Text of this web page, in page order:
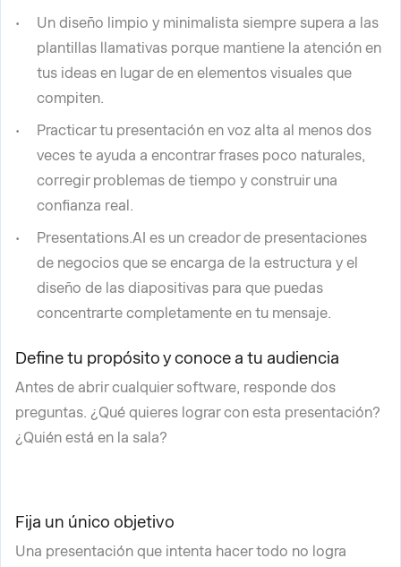
Un diseño limpio y minimalista siempre supera a las
plantillas llamativas porque mantiene la atención en
tus ideas en lugar de en elementos visuales que
compiten.
Practicar tu presentación en voz alta al menos dos
veces te ayuda a encontrar frases poco naturales,
corregir problemas de tiempo y construir una
confianza real.
Presentations.AI es un creador de presentaciones
de negocios que se encarga de la estructura y el
diseño de las diapositivas para que puedas
concentrarte completamente en tu mensaje.
Define tu propósito y conoce a tu audiencia
Antes de abrir cualquier software, responde dos
preguntas. ¿Qué quieres lograr con esta presentación?
¿Quién está en la sala?
Fija un único objetivo
Una presentación que intenta hacer todo no logra